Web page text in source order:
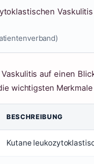
auf einen
wichtigsten
BESCHREIBUNG
Kutane